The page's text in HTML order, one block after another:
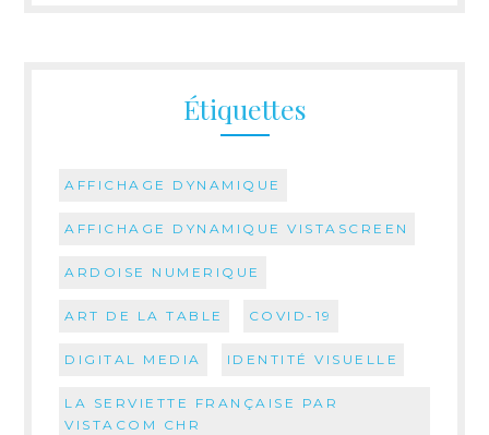
Étiquettes
AFFICHAGE DYNAMIQUE
AFFICHAGE DYNAMIQUE VISTASCREEN
ARDOISE NUMERIQUE
ART DE LA TABLE COVID-19
DIGITAL MEDIA IDENTITÉ VISUELLE
LA SERVIETTE FRANÇAISE PAR
VISTACOM CHR